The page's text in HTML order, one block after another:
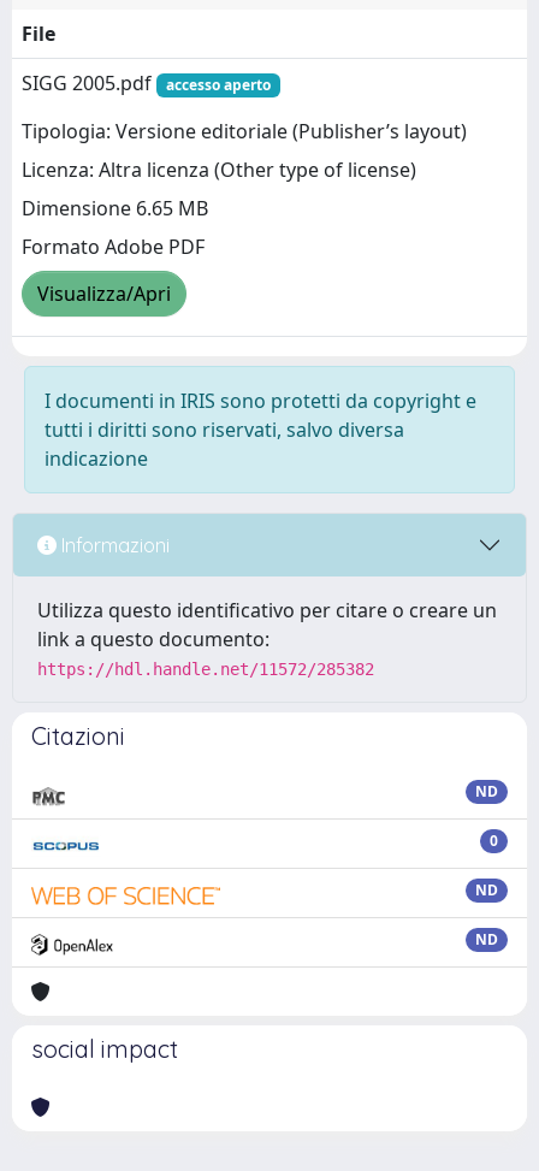
File
SIGG 2005.pdf
accesso aperto
Tipologia: Versione editoriale (Publisher’s layout)
Licenza: Altra licenza (Other type of license)
Dimensione 6.65 MB
Formato Adobe PDF
Visualizza/Apri
I documenti in IRIS sono protetti da copyright e
tutti i diritti sono riservati, salvo diversa
indicazione
Informazioni
Utilizza questo identificativo per citare o creare un
link a questo documento:
https://hdl.handle.net/11572/285382
Citazioni
ND
0
ND
ND
social impact